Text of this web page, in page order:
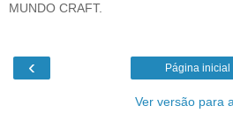
MUNDO CRAFT.
‹ Página inicial
Ver versão para